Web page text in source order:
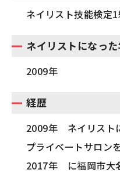
ネイリスト技能検定1
ネイリストになっ
2009年
経歴
2009年 ネイリスト
プライベートサロン
2017年 に福岡市大